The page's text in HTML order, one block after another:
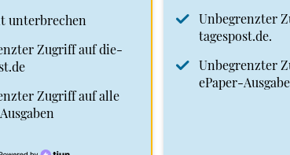
unterbrechen
Zugriff auf die-
Zugriff auf alle
Unbegrenzter
tagespost.de.
Unbegrenzter
ePaper-